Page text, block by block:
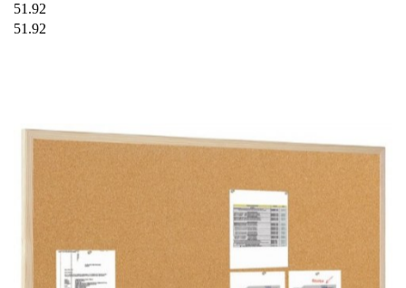
51.92
51.92